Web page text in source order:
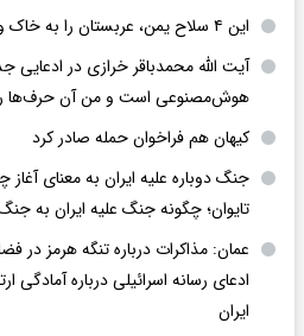
این ۴ سلاح یمن، عربستان را به خاک و خون می کشد
آیت الله محمدباقر خرازی در
هوش‌مصنوعی است و من آن حرف‌ها
کیهان هم فراخوان حمله صادر کرد
جنگ دوباره علیه ایران به معنای
تایوان؛ چگونه جنگ علیه ایران به
عمان: مذاکرات درباره تنگه هرمز
ادعای رسانه اسرائیلی درباره آمادگی
ایران